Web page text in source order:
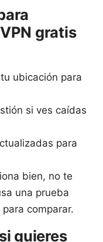
gratis
ubicación para
si ves caídas
para
bien, no te
una prueba
comparar.
quieres